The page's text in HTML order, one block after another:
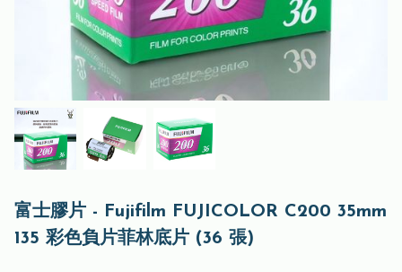
富士膠片 - Fujifilm FUJICOLOR C200 35mm
135 彩色負片菲林底片 (36 張)